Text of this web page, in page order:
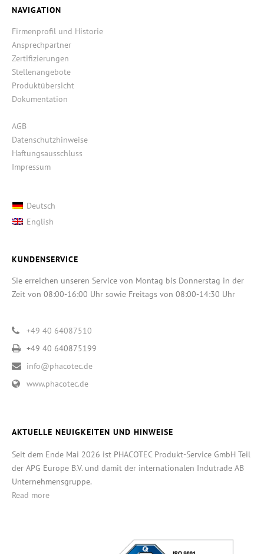
NAVIGATION
Firmenprofil und Historie
Ansprechpartner
Zertifizierungen
Stellenangebote
Produktübersicht
Dokumentation
AGB
Datenschutzhinweise
Haftungsausschluss
Impressum
Deutsch
English
KUNDENSERVICE
Sie erreichen unseren Service von Montag bis Donnerstag in der
Zeit von 08:00-16:00 Uhr sowie Freitags von 08:00-14:30 Uhr
+49 40 64087510
+49 40 640875199
info@phacotec.de
www.phacotec.de
AKTUELLE NEUIGKEITEN UND HINWEISE
Seit dem Ende Mai 2026 ist PHACOTEC Produkt-Service GmbH Teil
der APG Europe B.V. und damit der internationalen Indutrade AB
Unternehmensgruppe.
Read more